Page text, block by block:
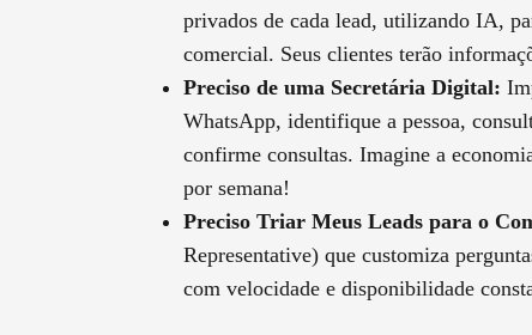
privados de cada lead, utilizando IA,
comercial. Seus clientes terão
Preciso de uma Secretária Digital:
WhatsApp, identifique a pessoa,
confirme consultas. Imagine a
por semana!
Preciso Triar Meus Leads para o
Representative) que customiza
com velocidade e disponibilidade